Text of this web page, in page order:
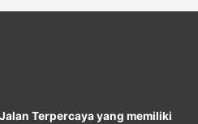
Terpercaya yang memiliki